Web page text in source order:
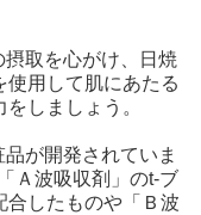
取を心がけ、日焼
使用して肌にあたる
しましょう。
が開発されていま
Ａ波吸収剤」のt-ブ
合したものや「Ｂ波